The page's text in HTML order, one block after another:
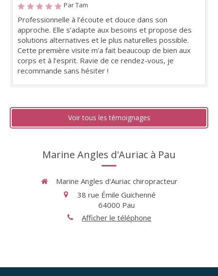
Par Tam
Professionnelle à l’écoute et douce dans son
approche. Elle s’adapte aux besoins et propose des
solutions alternatives et le plus naturelles possible.
Cette première visite m’a fait beaucoup de bien aux
corps et à l’esprit. Ravie de ce rendez-vous, je
recommande sans hésiter !
Voir tous les témoignages
Marine Angles d'Auriac à Pau
Marine Angles d'Auriac chiropracteur
38 rue Émile Guichenné
64000 Pau
Afficher le téléphone